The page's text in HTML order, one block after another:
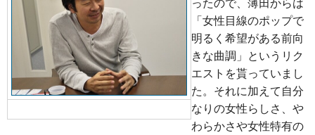
「女性目線のポップで
明るく希望がある前向
きな曲調」というリク
エストを貰っていまし
た。それに加えて自分
なりの女性らしさ、や
わらかさや女性特有の